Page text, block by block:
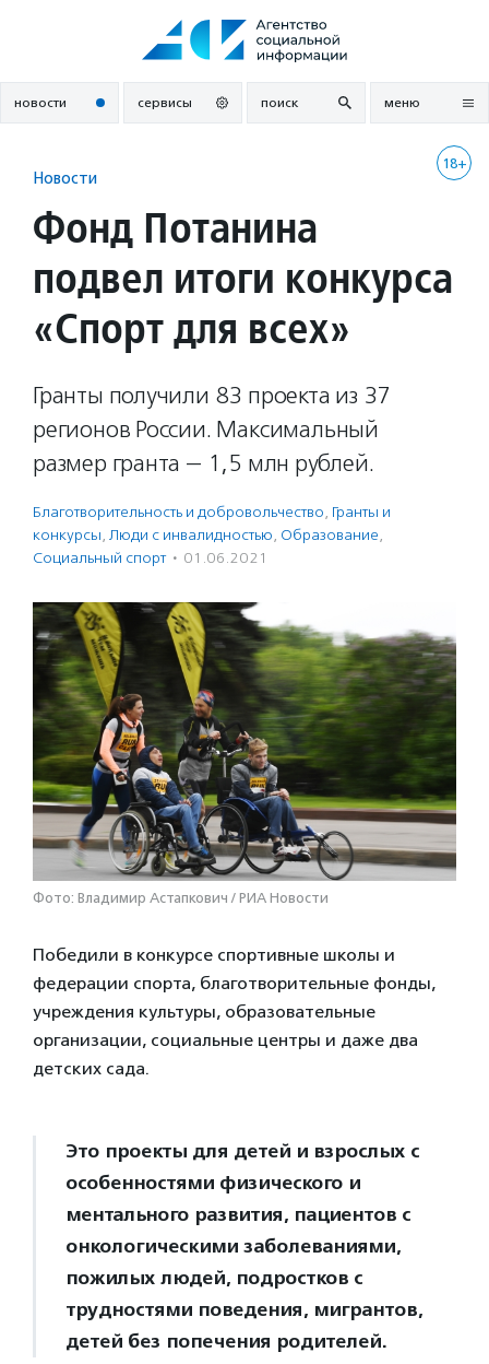
новости сервисы поиск меню
18+
Новости
Фонд Потанина
подвел итоги конкурса
«Спорт для всех»
Гранты получили 83 проекта из 37
регионов России. Максимальный
размер гранта — 1,5 млн рублей.
Благотвори­тель­ность и доброволь­чест­во, Гранты и
конкурсы, Люди с инвалидностью, Образование,
Социальный спорт · 01.06.2021
Фото: Владимир Астапкович / РИА Новости
Победили в конкурсе спортивные школы и
федерации спорта, благотворительные фонды,
учреждения культуры, образовательные
организации, социальные центры и даже два
детских сада.
Это проекты для детей и взрослых с
особенностями физического и
ментального развития, пациентов с
онкологическими заболеваниями,
пожилых людей, подростков с
трудностями поведения, мигрантов,
детей без попечения родителей.